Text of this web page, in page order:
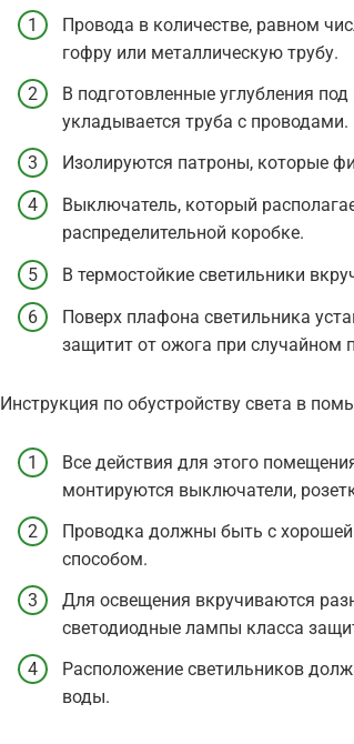
Провода в количестве, равном
гофру или металлическую трубу.
В подготовленные углубления
укладывается труба с проводами.
Изолируются патроны, которые
Выключатель, который
распределительной коробке.
В термостойкие светильники
Поверх плафона светильника
защитит от ожога при случайном
Инструкция по обустройству света в
Все действия для этого
монтируются выключатели,
Проводка должны быть с
способом.
Для освещения вкручиваются
светодиодные лампы класса
Расположение светильников
воды.